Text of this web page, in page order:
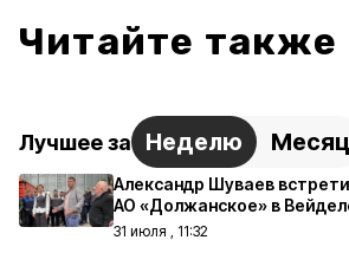
Читайте также
Лучшее за Неделю Месяц
Александр Шуваев
АО «Должанское» в
31 июля , 11:32